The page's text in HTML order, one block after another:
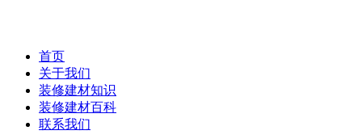
首页
关于我们
装修建材知识
装修建材百科
联系我们